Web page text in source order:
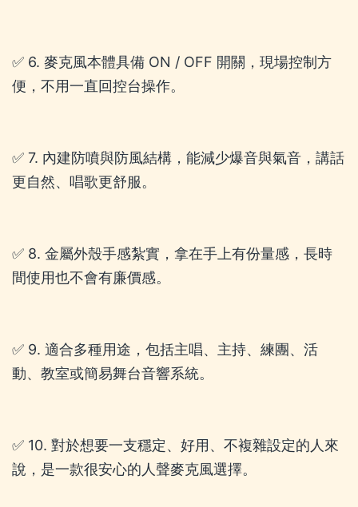
✅ 6. 麥克風本體具備 ON / OFF 開關，現場控制方
便，不用一直回控台操作。
✅ 7. 內建防噴與防風結構，能減少爆音與氣音，講話
更自然、唱歌更舒服。
✅ 8. 金屬外殼手感紮實，拿在手上有份量感，長時
間使用也不會有廉價感。
✅ 9. 適合多種用途，包括主唱、主持、練團、活
動、教室或簡易舞台音響系統。
✅ 10. 對於想要一支穩定、好用、不複雜設定的人來
說，是一款很安心的人聲麥克風選擇。